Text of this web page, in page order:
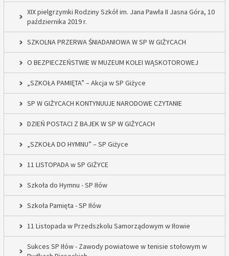
XIX pielgrzymki Rodziny Szkół im. Jana Pawła II Jasna Góra, 10
października 2019 r.
SZKOLNA PRZERWA ŚNIADANIOWA W SP W GIŻYCACH
O BEZPIECZEŃSTWIE W MUZEUM KOLEI WĄSKOTOROWEJ
„SZKOŁA PAMIĘTA” – Akcja w SP Giżyce
SP W GIŻYCACH KONTYNUUJE NARODOWE CZYTANIE
DZIEŃ POSTACI Z BAJEK W SP W GIŻYCACH
„SZKOŁA DO HYMNU” – SP Giżyce
11 LISTOPADA w SP GIŻYCE
Szkoła do Hymnu - SP Iłów
Szkoła Pamięta - SP Iłów
11 Listopada w Przedszkolu Samorządowym w Iłowie
Sukces SP Iłów - Zawody powiatowe w tenisie stołowym w